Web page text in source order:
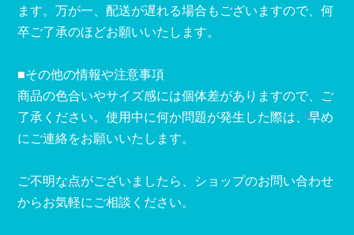
ます。万が一、配送が遅れる場合もございますので、何
卒ご了承のほどお願いいたします。
■その他の情報や注意事項
商品の色合いやサイズ感には個体差がありますので、ご
了承ください。使用中に何か問題が発生した際は、早め
にご連絡をお願いいたします。
ご不明な点がございましたら、ショップのお問い合わせ
からお気軽にご相談ください。